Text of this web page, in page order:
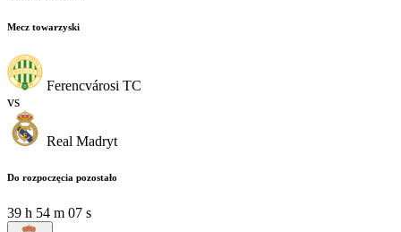
Mecz towarzyski
Ferencvárosi TC
vs
Real Madryt
Do rozpoczęcia pozostało
39 h 54 m 06 s